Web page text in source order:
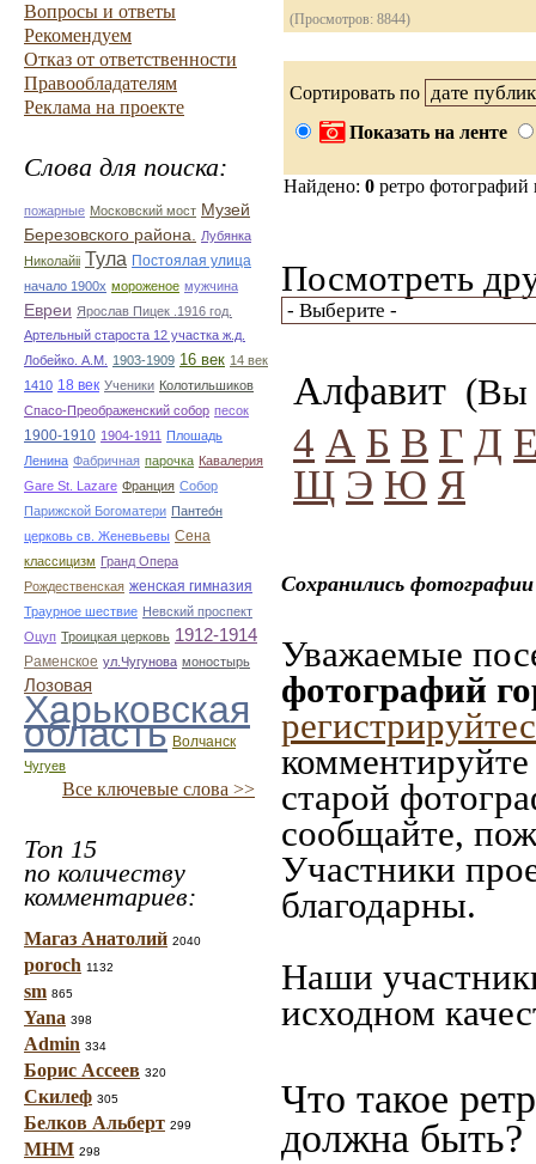
Вопросы и ответы
Рекомендуем
Отказ от ответственности
Правообладателям
Реклама на проекте
Слова для поиска:
пожарные Московский мост Музей
Березовского района. Лубянка
Николайii Тула Постоялая улица
начало 1900х мороженое мужчина
Евреи Ярослав Пицек .1916 год.
Артельный староста 12 участка ж.д.
Лобейко. А.М.
1903-1909 16 век 14 век
1410 18 век Ученики Колотильшиков
Спасо-Преображенский собор песок
1900-1910 1904-1911 Плошадь
Ленина Фабричная парочка Кавалерия
Gare St. Lazare Франция Собор
Парижской Богоматери Пантео́н
церковь св. Женевьевы Сена
классицизм Гранд Опера
Рождественская женская гимназия
Траурное шествие Невский проспект
Оцуп Троицкая церковь 1912-1914
Раменское ул.Чугунова моностырь
Лозовая
Харьковская
область Волчанск
Чугуев
Все ключевые слова >>
Топ 15
по количеству
комментариев:
Магаз Анатолий 2040
poroch 1132
sm 865
Yana 398
Admin 334
Борис Ассеев 320
Скилеф 305
Белков Альберт 299
МНМ 298
(Просмотров: 8844)
Сортировать по
Показать на ленте
Найдено: 0 ретро
Посмотреть
Алфавит (Вы
4 А Б В Г Д
Щ Э Ю Я
Сохранились
Уважаемые
фотографий
старой
сообщайте,
Участники
благодарны.
Наши
исходном
Что такое
должна быть?